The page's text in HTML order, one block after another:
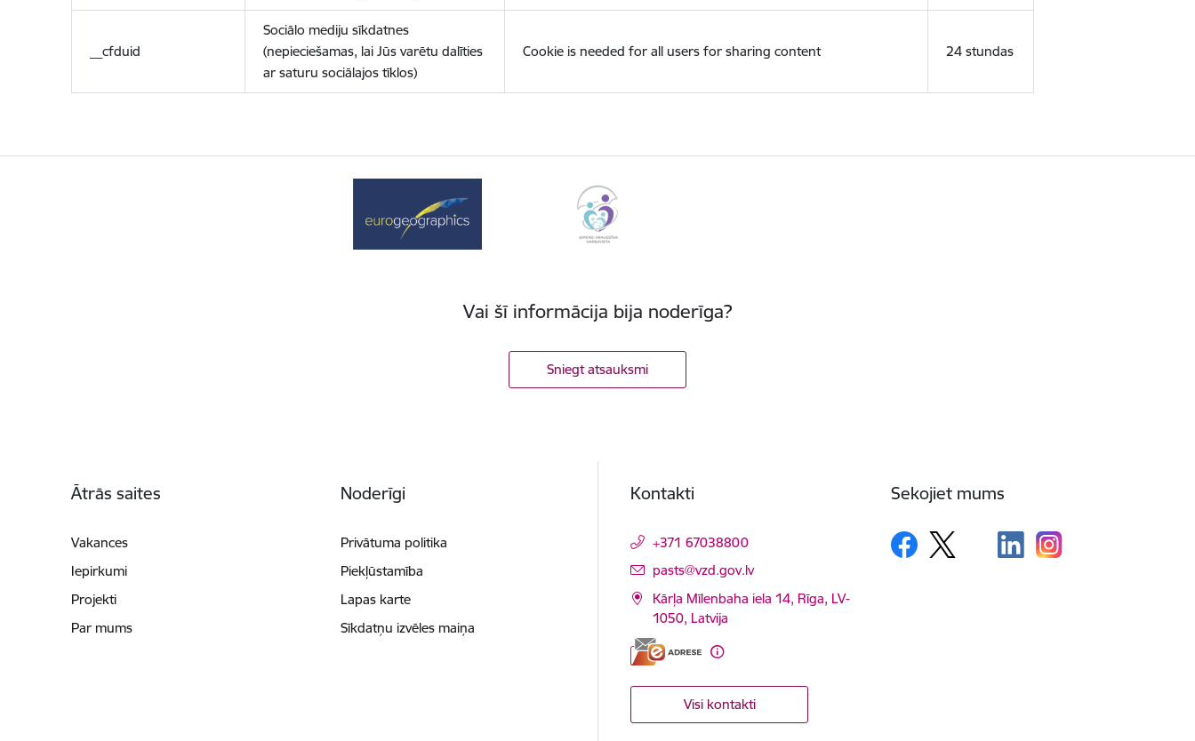
__cfduid
Sociālo mediju sīkdatnes
(nepieciešamas, lai Jūs varētu dalīties
ar saturu sociālajos tīklos)
Cookie is needed for all users for sharing content 24 stundas
Vai šī informācija bija noderīga?
Sniegt atsauksmi
Ātrās saites
Vakances
Iepirkumi
Projekti
Par mums
Noderīgi
Privātuma politika
Piekļūstamība
Lapas karte
Sīkdatņu izvēles maiņa
Kontakti
+371 67038800
E-pasts:
pasts@vzd.gov.lv
Kārļa Mīlenbaha iela 14, Rīga, LV-
1050, Latvija
Visi kontakti
Sekojiet mums